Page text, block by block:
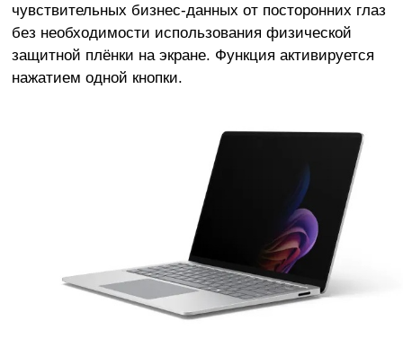
чувствительных бизнес-данных от посторонних глаз
без необходимости использования физической
защитной плёнки на экране. Функция активируется
нажатием одной кнопки.